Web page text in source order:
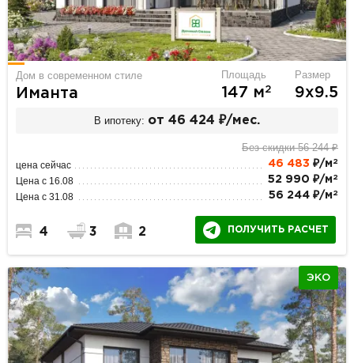
Дом в современном стиле
Иманта
Площадь
147 м2
Размер
9х9.5
В ипотеку: от 46 424 ₽/мес.
Без скидки 56 244 ₽
цена сейчас 46 483 ₽/м 2
Цена с 16.08 52 990 ₽/м 2
Цена с 31.08 56 244 ₽/м 2
4 3 2 ПОЛУЧИТЬ РАСЧЕТ
ЭКО